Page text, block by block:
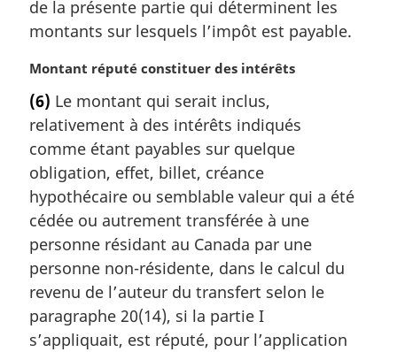
g
n
a
e
:
de la présente partie qui déterminent les
montants sur lesquels l’impôt est payable.
N
t
e
m
a
g
i
n
a
l
e
:
Montant réputé constituer des intérêts
(6) Le montant qui serait inclus,
relativement à des intérêts indiqués
comme étant payables sur quelque
obligation, effet, billet, créance
hypothécaire ou semblable valeur qui a été
cédée ou autrement transférée à une
personne résidant au Canada par une
personne non-résidente, dans le calcul du
revenu de l’auteur du transfert selon le
paragraphe 20(14), si la partie I
s’appliquait, est réputé, pour l’application